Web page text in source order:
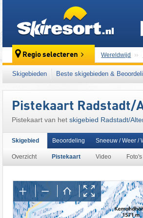
Regio selecteren Wereldwijd
Wereldwijd
West-Europa,
Skigebieden Beste skigebieden &
Pistekaart Radstadt/​
Pistekaart van het skigebied Radstadt/​
Skigebied
Overzicht Pistekaart Video Foto's
Beoordeling Sneeuw / Weer /